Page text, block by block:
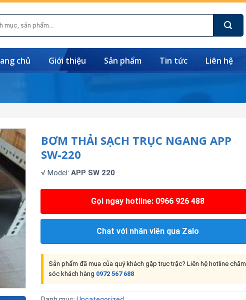
chủ Giới thiệu Sản phẩm Tin tức Liên hệ
BƠM THẢI SẠCH TRỤC NGANG APP
SW-220
√ Model: APP SW 220
Gọi ngay hotline: 0966 926 488
Chat với nhân viên qua Zalo
Sản phẩm đã mua của quý khách gặp trục trặc? Liên hệ hotline chăm
sóc khách hàng 0972 567 688